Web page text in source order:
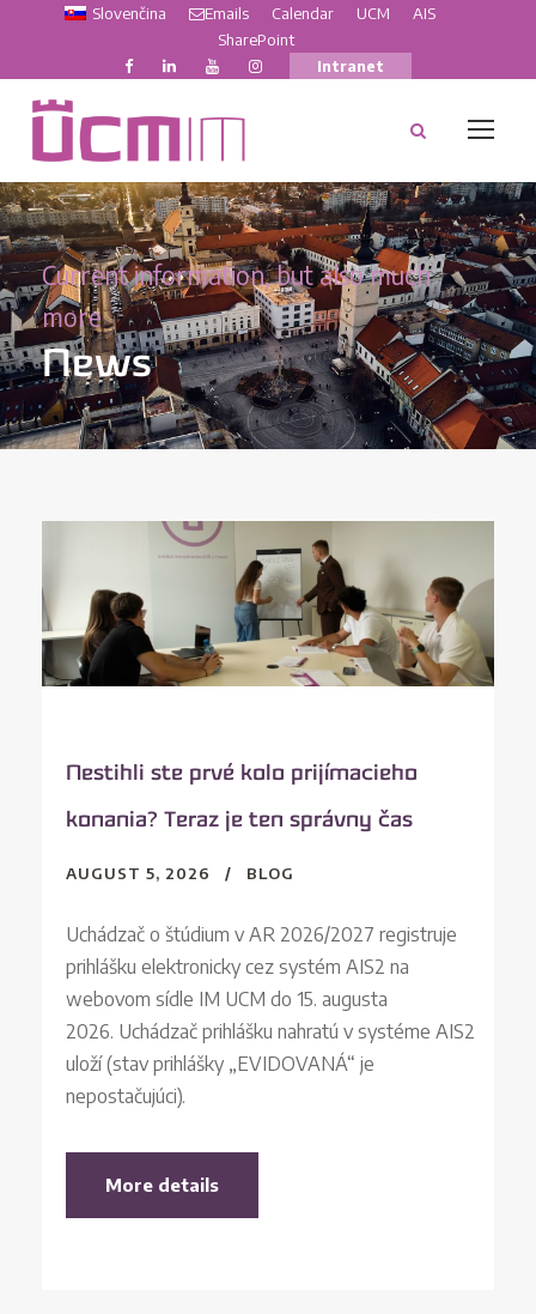
Slovenčina Emails Calendar UCM
AIS
SharePoint
Intranet
Current information, but also much
more
News
Nestihli ste prvé kolo prijímacieho
konania? Teraz je ten správny čas
AUGUST 5, 2026 BLOG
Uchádzač o štúdium v AR 2026/2027 registruje
prihlášku elektronicky cez systém AIS2 na
webovom sídle IM UCM do 15. augusta
2026. Uchádzač prihlášku nahratú v systéme AIS2
uloží (stav prihlášky „EVIDOVANÁ“ je
nepostačujúci).
More details